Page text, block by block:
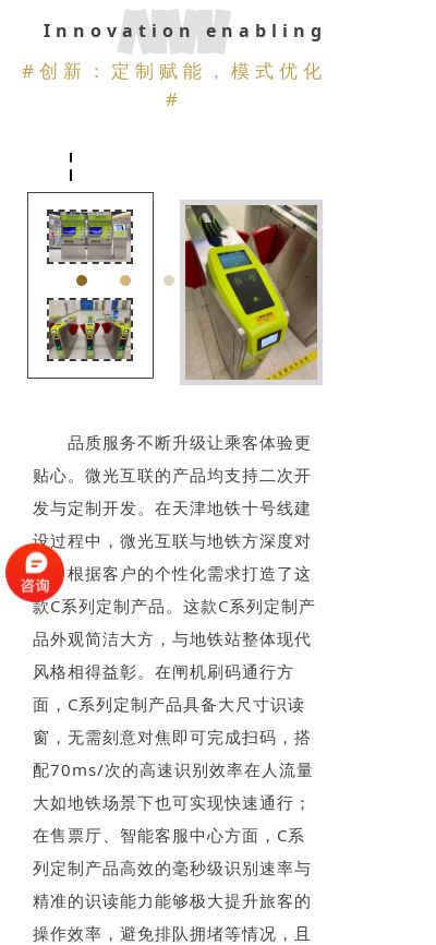
Innovation enabling
# 创新：定制赋能，模式优化
#
品质服务不断升级让乘客体验更
贴心。微光互联的产品均支持二次开
发与定制开发。在天津地铁十号线建
设过程中，微光互联与地铁方深度对
接，根据客户的个性化需求打造了这
款C系列定制产品。这款C系列定制产
品外观简洁大方，与地铁站整体现代
风格相得益彰。在闸机刷码通行方
面，C系列定制产品具备大尺寸识读
窗，无需刻意对焦即可完成扫码，搭
配70ms/次的高速识别效率在人流量
大如地铁场景下也可实现快速通行；
在售票厅、智能客服中心方面，C系
列定制产品高效的毫秒级识别速率与
精准的识读能力能够极大提升旅客的
操作效率，避免排队拥堵等情况，且